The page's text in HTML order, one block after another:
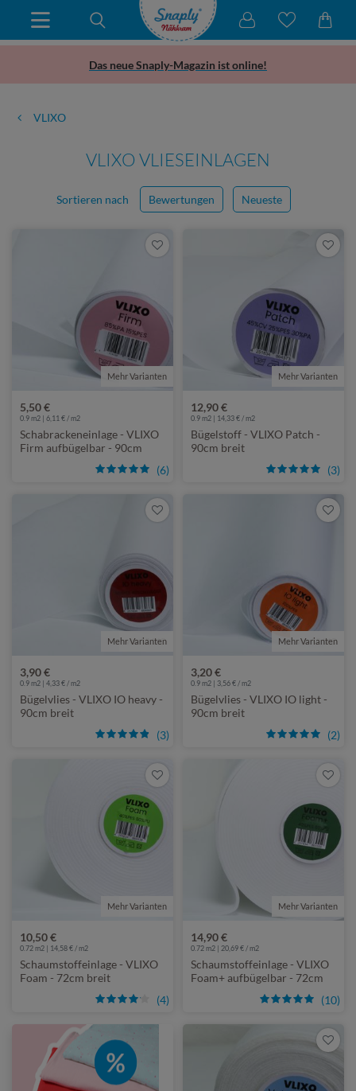
Das neue Snaply-Magazin ist online!
VLIXO
VLIXO VLIESEINLAGEN
Sortieren nach Bewertungen Neueste
von VLIXO
Mehr Varianten
5,50 €
(6)
0.9 m2 | 6,11 € / m2
Schabrackeneinlage - VLIXO
Firm aufbügelbar - 90cm
von VLIXO
Mehr Varianten
12,90 €
(3)
0.9 m2 | 14,33 € / m2
Bügelstoff - VLIXO Patch -
90cm breit
von VLIXO
Mehr Varianten
3,90 €
(3)
0.9 m2 | 4,33 € / m2
Bügelvlies - VLIXO IO heavy -
90cm breit
von VLIXO
Mehr Varianten
3,20 €
(2)
0.9 m2 | 3,56 € / m2
Bügelvlies - VLIXO IO light -
90cm breit
von VLIXO
Mehr Varianten
10,50 €
(4)
0.72 m2 | 14,58 € / m2
Schaumstoffeinlage - VLIXO
Foam - 72cm breit
von VLIXO
Mehr Varianten
14,90 €
(10)
0.72 m2 | 20,69 € / m2
Schaumstoffeinlage - VLIXO
Foam+ aufbügelbar - 72cm